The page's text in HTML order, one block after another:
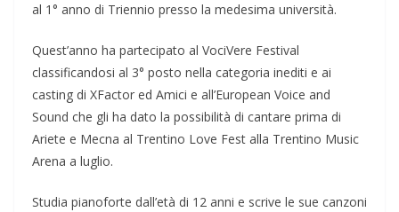
al 1° anno di Triennio presso la medesima università.
Quest’anno ha partecipato al VociVere Festival
classificandosi al 3° posto nella categoria inediti e ai
casting di XFactor ed Amici e all’European Voice and
Sound che gli ha dato la possibilità di cantare prima di
Ariete e Mecna al Trentino Love Fest alla Trentino Music
Arena a luglio.
Studia pianoforte dall’età di 12 anni e scrive le sue canzoni